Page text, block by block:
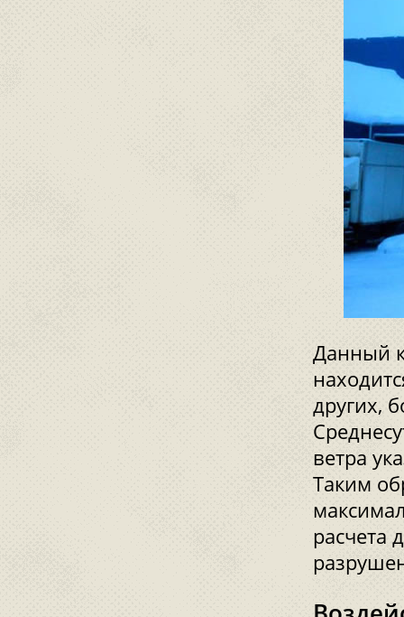
Данный
других,
ветра
Таким
расчета